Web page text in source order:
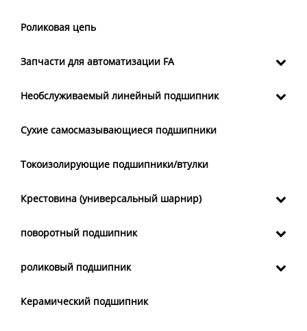
Роликовая цепь
Запчасти для автоматизации FA
Необслуживаемый линейный подшипник
Сухие самосмазывающиеся подшипники
Токоизолирующие подшипники/втулки
Крестовина (универсальный шарнир)
поворотный подшипник
роликовый подшипник
Керамический подшипник